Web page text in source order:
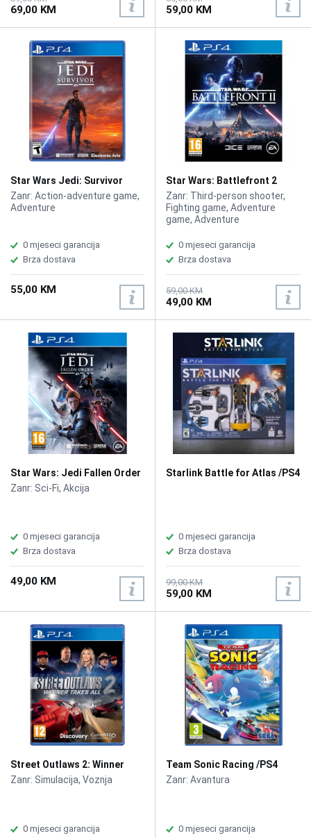
69,00 KM 59,00 KM
Star Wars Jedi: Survivor
/PS4
Zanr: Action-adventure game,
Adventure
0 mjeseci garancija
Brza dostava
55,00 KM
Star Wars: Battlefront 2
Standard Edition/ PS4
Zanr: Third-person shooter,
Fighting game, Adventure
game, Adventure
0 mjeseci garancija
Brza dostava
59,00 KM
49,00 KM
Star Wars: Jedi Fallen Order
/PS4
Zanr: Sci-Fi, Akcija
0 mjeseci garancija
Brza dostava
49,00 KM
Starlink Battle for Atlas /PS4
0 mjeseci garancija
Brza dostava
99,00 KM
59,00 KM
Street Outlaws 2: Winner
Takes All /PS4
Zanr: Simulacija, Voznja
0 mjeseci garancija
Team Sonic Racing /PS4
Zanr: Avantura
0 mjeseci garancija